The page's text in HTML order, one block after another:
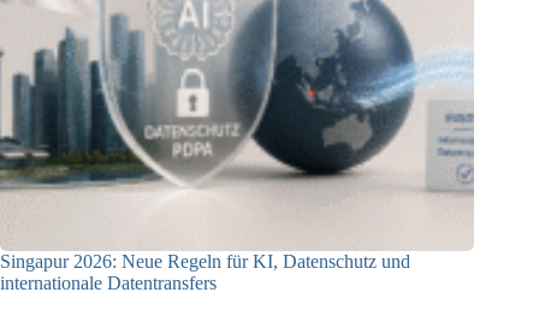
Singapur 2026: Neue Regeln für KI, Datenschutz und
internationale Datentransfers